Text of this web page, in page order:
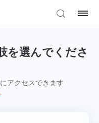
を選んでくださ
アクセスできます